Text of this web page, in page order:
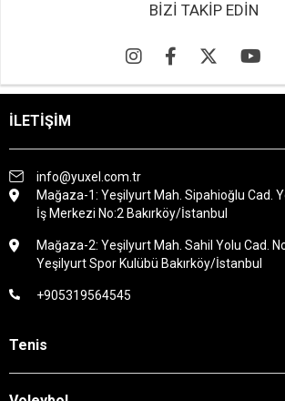
BİZİ TAKİP EDİN
İLETİŞİM
info@yuxel.com.tr
Mağaza-1: Yeşilyurt Mah. Sipahioğlu Cad.
İş Merkezi No:2 Bakırköy/İstanbul
Mağaza-2: Yeşilyurt Mah. Sahil Yolu Cad.
Yeşilyurt Spor Kulübü Bakırköy/İstanbul
+905319564545
Tenis